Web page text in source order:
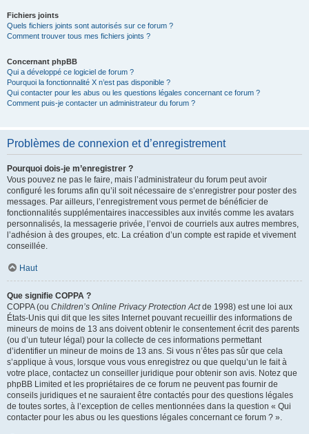
Fichiers joints
Quels fichiers joints sont autorisés sur ce forum ?
Comment trouver tous mes fichiers joints ?
Concernant phpBB
Qui a développé ce logiciel de forum ?
Pourquoi la fonctionnalité X n’est pas disponible ?
Qui contacter pour les abus ou les questions légales concernant ce forum ?
Comment puis-je contacter un administrateur du forum ?
Problèmes de connexion et d’enregistrement
Pourquoi dois-je m’enregistrer ?
Vous pouvez ne pas le faire, mais l’administrateur du forum peut avoir
configuré les forums afin qu’il soit nécessaire de s’enregistrer pour poster des
messages. Par ailleurs, l’enregistrement vous permet de bénéficier de
fonctionnalités supplémentaires inaccessibles aux invités comme les avatars
personnalisés, la messagerie privée, l’envoi de courriels aux autres membres,
l’adhésion à des groupes, etc. La création d’un compte est rapide et vivement
conseillée.
Haut
Que signifie COPPA ?
COPPA (ou Children’s Online Privacy Protection Actde 1998) est une loi aux
États-Unis qui dit que les sites Internet pouvant recueillir des informations de
mineurs de moins de 13 ans doivent obtenir le consentement écrit des parents
(ou d’un tuteur légal) pour la collecte de ces informations permettant
d’identifier un mineur de moins de 13 ans. Si vous n’êtes pas sûr que cela
s’applique à vous, lorsque vous vous enregistrez ou que quelqu’un le fait à
votre place, contactez un conseiller juridique pour obtenir son avis. Notez que
phpBB Limited et les propriétaires de ce forum ne peuvent pas fournir de
conseils juridiques et ne sauraient être contactés pour des questions légales
de toutes sortes, à l’exception de celles mentionnées dans la question « Qui
contacter pour les abus ou les questions légales concernant ce forum ? ».